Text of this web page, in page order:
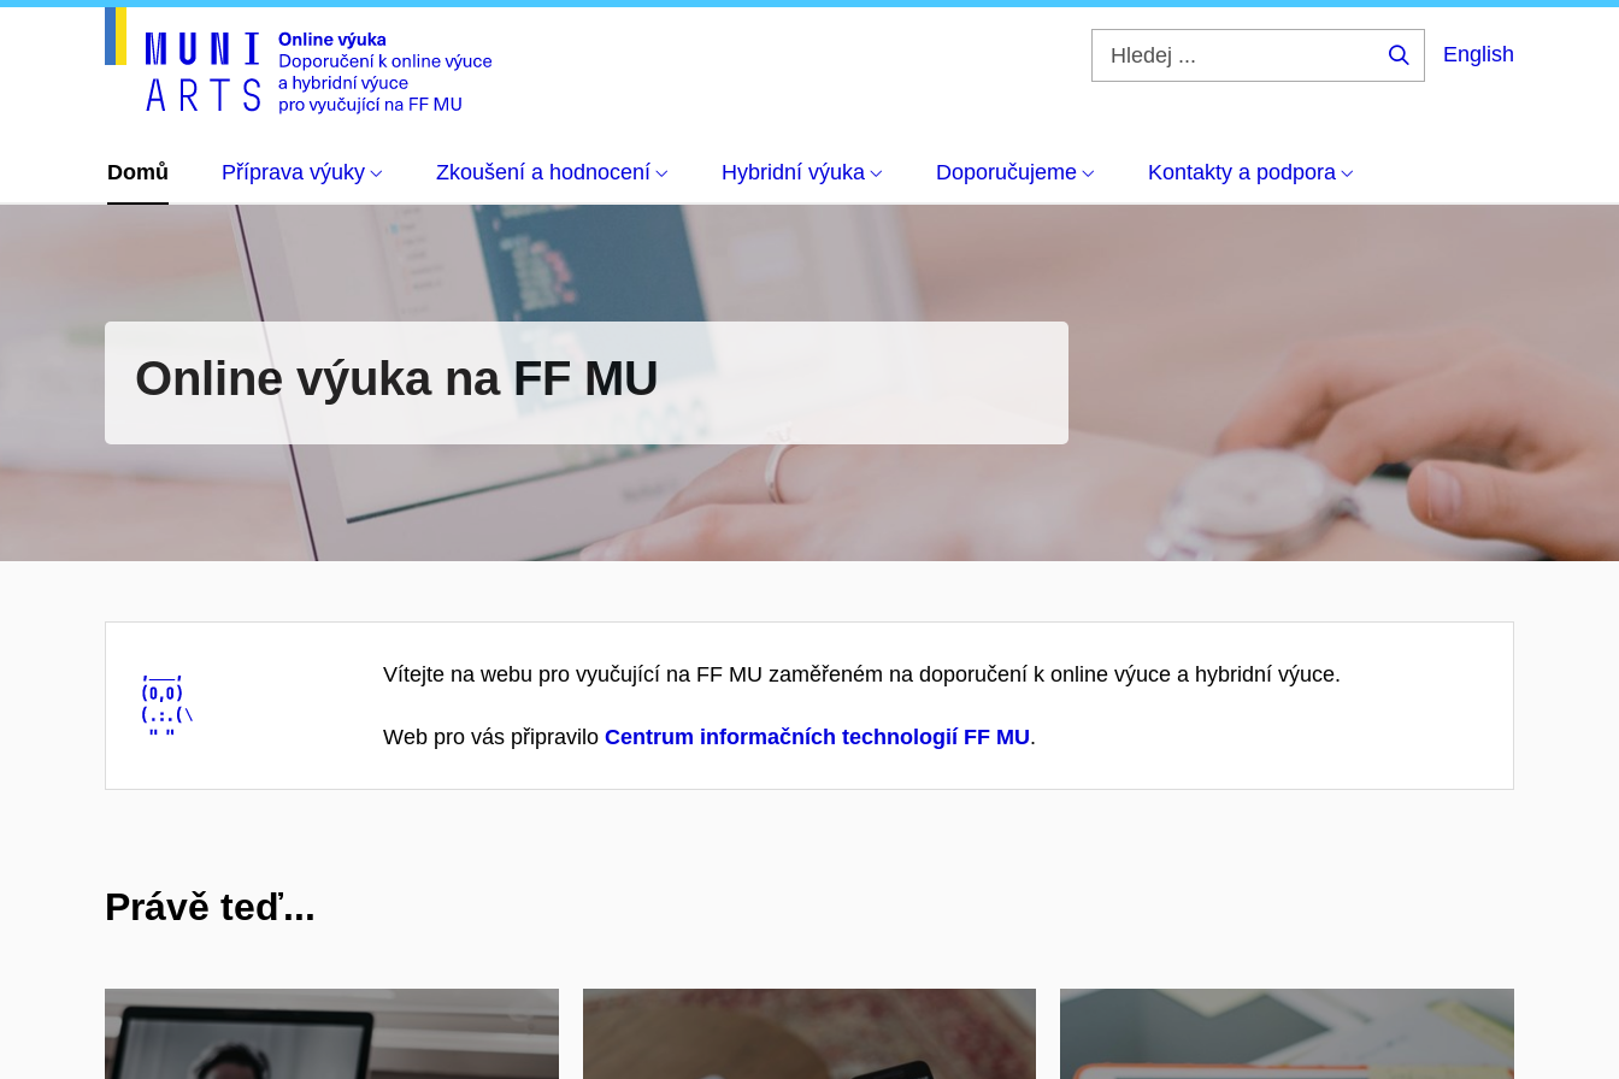
English
Domů Příprava výuky Zkoušení a hodnocení Hybridní výuka Doporučujeme Kontakty a podpora
Online výuka na FF MU
Vítejte na webu pro vyučující na FF MU zaměřeném na doporučení k online výuce a hybridní výuce.
Web pro vás připravilo Centrum informačních technologií FF MU.
Právě teď...
Hodí se mi více